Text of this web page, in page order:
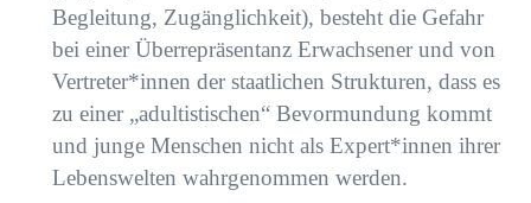
Begleitung, Zugänglichkeit), besteht die Gefahr
bei einer Überrepräsentanz Erwachsener und von
Vertreter*innen der staatlichen Strukturen, dass es
zu einer „adultistischen“ Bevormundung kommt
und junge Menschen nicht als Expert*innen ihrer
Lebenswelten wahrgenommen werden.